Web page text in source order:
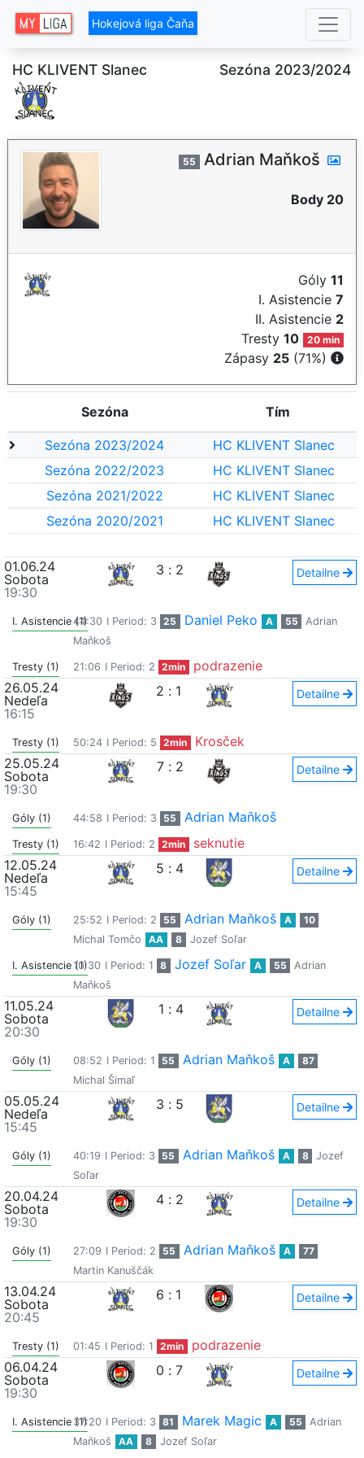
Hokejová liga Čaňa
HC KLIVENT Slanec Sezóna 2023/2024
55 Adrian Maňkoš
Body 20
Góly 11
I. Asistencie 7
II. Asistencie 2
Tresty10 20 min
Zápasy 25 (71%)
Sezóna Tím
Sezóna 2023/2024
HC KLIVENT Slanec
Sezóna 2022/2023
HC KLIVENT Slanec
Sezóna 2021/2022
HC KLIVENT Slanec
Sezóna 2020/2021
HC KLIVENT Slanec
01.06.24
Sobota
19:30
3 : 2 Detailne
I. Asistencie (1)44:30 I Period: 3 25 Daniel Peko A 55
Adrian
Maňkoš
Tresty (1) 21:06 I Period: 2 2min
podrazenie
26.05.24
Nedeľa
16:15
2 : 1 Detailne
Tresty (1) 50:24 I Period: 5 2min
Krosček
25.05.24
Sobota
19:30
7 : 2 Detailne
Góly (1) 44:58 I Period: 3 55 Adrian Maňkoš
Tresty (1) 16:42 I Period: 2 2min
seknutie
12.05.24
Nedeľa
15:45
5 : 4 Detailne
Góly (1) 25:52 I Period: 2 55 Adrian Maňkoš A
10
Michal Tomčo
AA 8 Jozef Soľar
I. Asistencie (1)10:30 I Period: 1 8 Jozef Soľar A 55
Adrian
Maňkoš
11.05.24
Sobota
20:30
1 : 4 Detailne
Góly (1) 08:52 I Period: 1 55 Adrian Maňkoš A
87
Michal Šimaľ
05.05.24
Nedeľa
15:45
3 : 5 Detailne
Góly (1) 40:19 I Period: 3 55 Adrian Maňkoš A 8
Jozef
Soľar
20.04.24
Sobota
19:30
4 : 2 Detailne
Góly (1) 27:09 I Period: 2 55 Adrian Maňkoš A
77
Martin Kanuščák
13.04.24
Sobota
20:45
6 : 1 Detailne
Tresty (1) 01:45 I Period: 1 2min
podrazenie
06.04.24
Sobota
19:30
0 : 7 Detailne
I. Asistencie (1)37:20 I Period: 3 81 Marek Magic A 55
Adrian
Maňkoš
AA 8 Jozef Soľar